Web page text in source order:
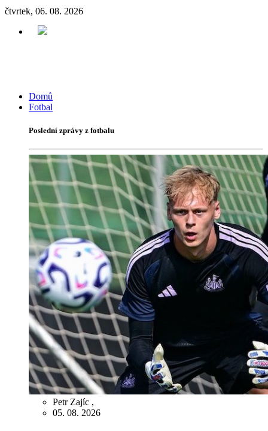
čtvrtek, 06. 08. 2026
Domů
Fotbal
Poslední zprávy z fotbalu
Petr Zajíc ,
05. 08. 2026